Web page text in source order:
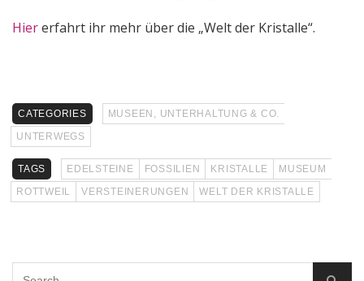
Hiererfahrt ihr mehr über die „Welt der Kristalle“.
CATEGORIES
MUSEEN, UNTERHALTUNG & CO.
UNTERWEGS
TAGS EDELSTEINE FOSSILIEN KRISTALLE
MUSEUM
ROTTWEIL
VERSTEINERUNGEN WELT DER KRISTALLE